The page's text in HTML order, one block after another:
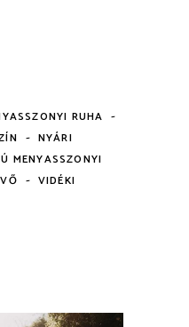
RUHA -
- NYÁRI
MENYASSZONYI
- VIDÉKI